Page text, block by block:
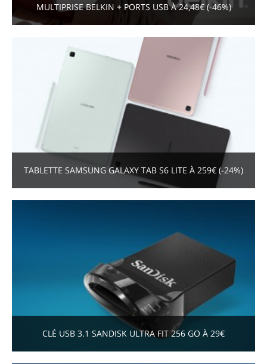
MULTIPRISE BELKIN + PORTS USB À 24,48€ (-46%)
TABLETTE SAMSUNG GALAXY TAB S6 LITE À 259€ (-24%)
CLÉ USB 3.1 SANDISK ULTRA FIT 256 GO À 29€